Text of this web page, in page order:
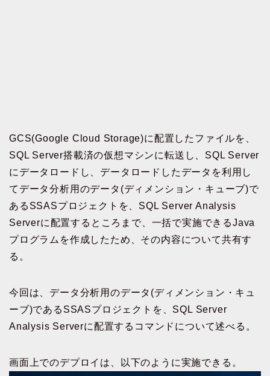
GCS(Google Cloud Storage)に配置したファイルを、
SQL Server搭載済の仮想マシンに転送し、SQL Server
にデータロードし、データロードしたデータを利用し
てデータ分析用のデータ(ディメンション・キューブ)で
あるSSASプロジェクトを、SQL Server Analysis
Serverに配置するところまで、一括で実施できるJava
プログラムを作成したため、その内容について共有す
る。
今回は、データ分析用のデータ(ディメンション・キュ
ーブ)であるSSASプロジェクトを、SQL Server
Analysis Serverに配置するコマンドについて述べる。
画面上でのデプロイは、以下のように実施できる。